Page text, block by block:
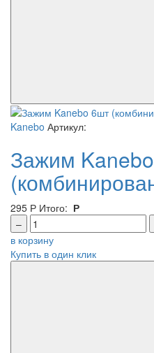
Kanebo Артикул:
Зажим
295 Р Итого: Р
–
в корзину
Купить в один клик